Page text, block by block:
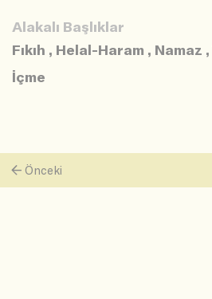
Alakalı Başlıklar
Fıkıh , Helal-Haram , Namaz ,
İçme
Önceki